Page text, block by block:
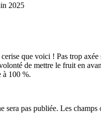
2025
que voici ! Pas trop axée
de mettre le fruit en
à 100 %.
sera pas publiée. Les champs